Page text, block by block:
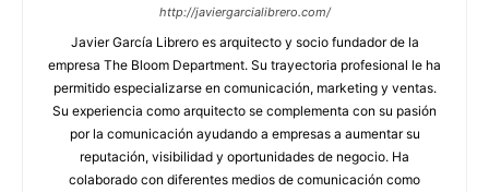
http://javiergarcialibrero.com/
Javier García Librero es arquitecto y socio fundador de la
empresa The Bloom Department. Su trayectoria profesional le ha
permitido especializarse en comunicación, marketing y ventas.
Su experiencia como arquitecto se complementa con su pasión
por la comunicación ayudando a empresas a aumentar su
reputación, visibilidad y oportunidades de negocio. Ha
colaborado con diferentes medios de comunicación como